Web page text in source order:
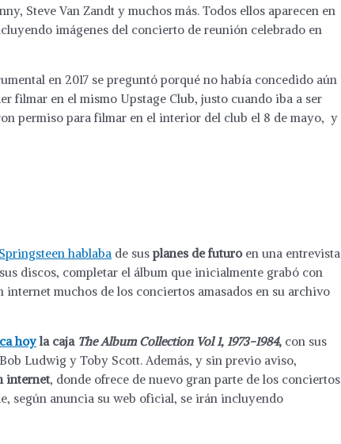
Steve Van Zandt y muchos más. Todos ellos aparecen en
imágenes del concierto de reunión celebrado en
en 2017 se preguntó porqué no había concedido aún
filmar en el mismo Upstage Club, justo cuando iba a ser
permiso para filmar en el interior del club el 8 de mayo, y
Springsteen hablaba de susplanes de futuroen una entrevista
discos, completar el álbum que inicialmente grabó con
internet muchos de los conciertos amasados en su archivo
hoyla caja The Album Collection Vol 1, 1973-1984, con sus
Ludwig y Toby Scott. Además, y sin previo aviso,
internet, donde ofrece de nuevo gran parte de los conciertos
según anuncia su web oficial, se irán incluyendo